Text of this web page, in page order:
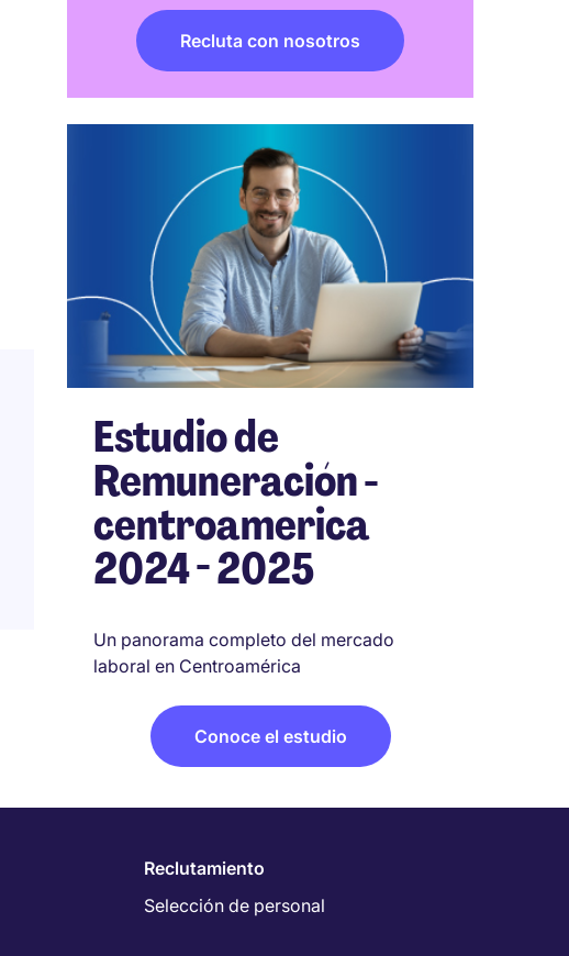
Recluta con nosotros
Estudio de
Remuneración -
centroamerica
2024 - 2025
Un panorama completo del mercado
laboral en Centroamérica
Conoce el estudio
Reclutamiento
Selección de personal